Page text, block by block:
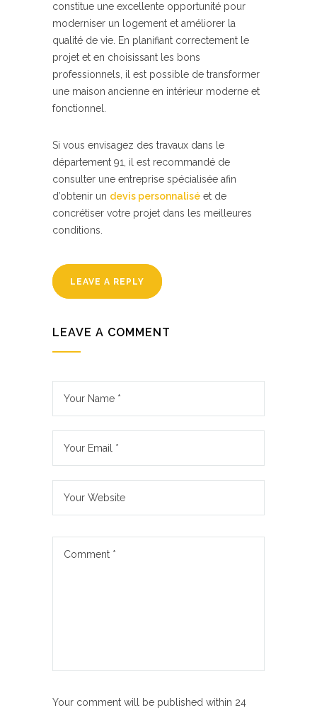
constitue une excellente opportunité pour
moderniser un logement et améliorer la
qualité de vie. En planifiant correctement le
projet et en choisissant les bons
professionnels, il est possible de transformer
une maison ancienne en intérieur moderne et
fonctionnel.
Si vous envisagez des travaux dans le
département 91, il est recommandé de
consulter une entreprise spécialisée afin
d’obtenir un devis personnalisé et de
concrétiser votre projet dans les meilleures
conditions.
LEAVE A REPLY
LEAVE A COMMENT
Your comment will be published within 24